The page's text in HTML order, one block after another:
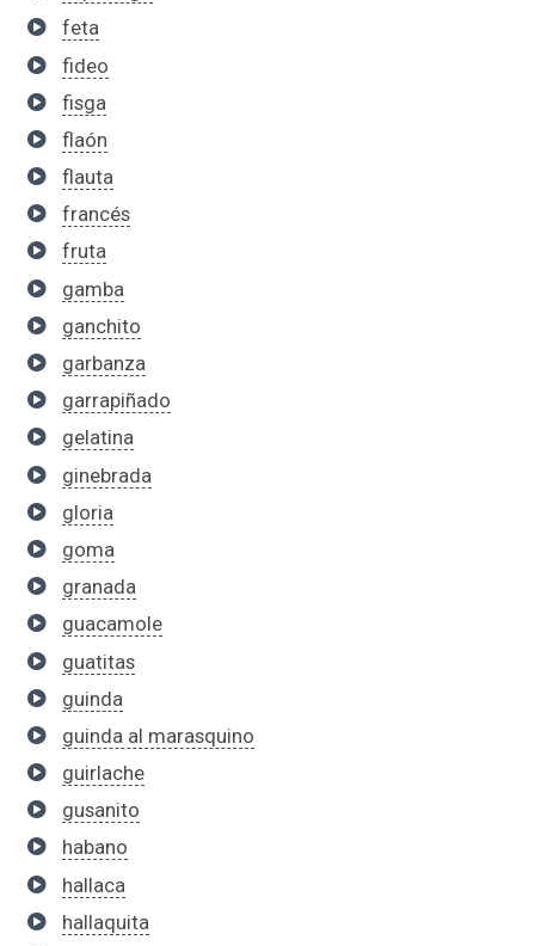
feta
fideo
fisga
flaón
flauta
francés
fruta
gamba
ganchito
garbanza
garrapiñado
gelatina
ginebrada
gloria
goma
granada
guacamole
guatitas
guinda
guinda al marasquino
guirlache
gusanito
habano
hallaca
hallaquita